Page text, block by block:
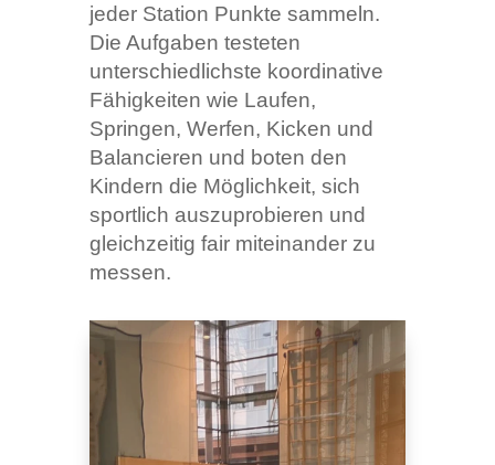
jeder Station Punkte sammeln.
Die Aufgaben testeten
unterschiedlichste koordinative
Fähigkeiten wie Laufen,
Springen, Werfen, Kicken und
Balancieren und boten den
Kindern die Möglichkeit, sich
sportlich auszuprobieren und
gleichzeitig fair miteinander zu
messen.